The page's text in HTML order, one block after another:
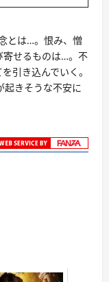
とは…。恨み、憎
寄せるものは…。不
引き込んでいく。
起きそうな不安に